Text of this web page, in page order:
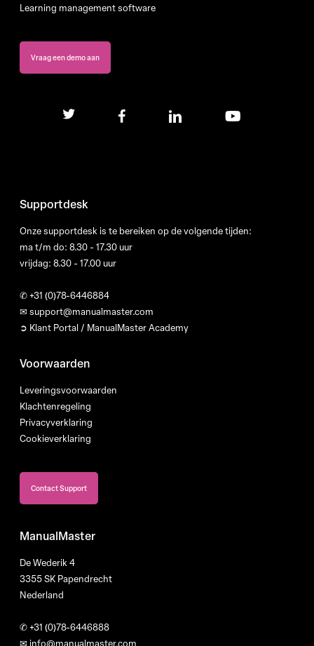
Learning management software
Vraag een demo aan
twitter facebook linkedin youtube
Supportdesk
Onze supportdesk is te bereiken op de volgende tijden:
ma t/m do: 8.30 - 17.30 uur
vrijdag: 8.30 - 17.00 uur
✆+31 (0)78-6446884
✉ support@manualmaster.com
➲ Klant Portal / ManualMaster Academy
Voorwaarden
Leveringsvoorwaarden
Klachtenregeling
Privacyverklaring
Cookieverklaring
Contact Support
ManualMaster
De Wederik 4
3355 SK Papendrecht
Nederland
✆+31 (0)78-6446888
✉ info@manualmaster.com